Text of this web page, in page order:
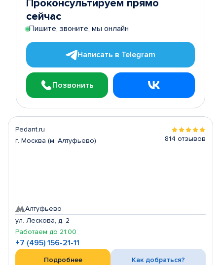
Проконсультируем прямо
сейчас
Пишите, звоните, мы онлайн
Написать в Telegram
Позвонить
Pedant.ru
г. Москва (м. Алтуфьево)
814 отзывов
Алтуфьево
ул. Лескова, д. 2
Работаем до 21:00
+7 (495) 156-21-11
Подробнее Как добраться?